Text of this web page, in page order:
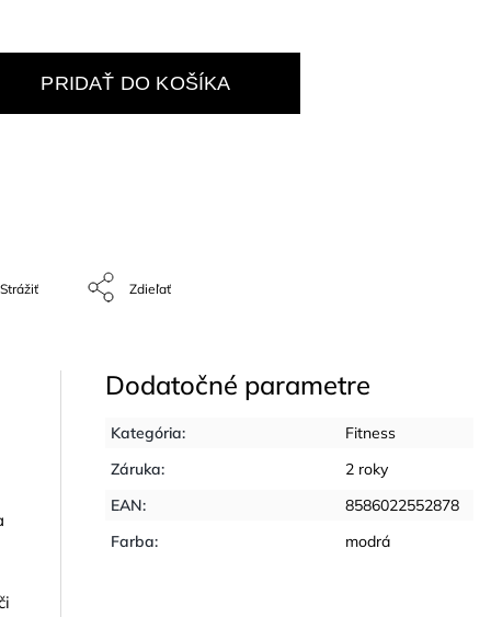
PRIDAŤ DO KOŠÍKA
Strážiť Zdieľať
Dodatočné parametre
Kategória:
Fitness
Záruka:
2 roky
EAN:
8586022552878
Farba: modrá